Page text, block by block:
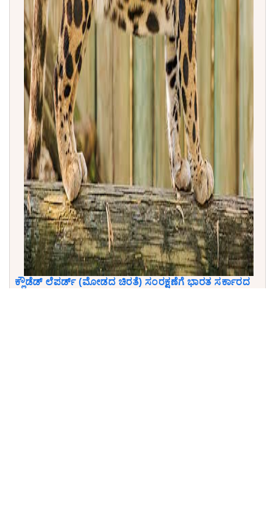
ಕ್ಲೌಡೆಡ್ ಲೆಪರ್ಡ್ (ಮೋಡದ ಚಿರತೆ) ಸಂರಕ್ಷಣೆಗೆ ಭಾರತ ಸರ್ಕಾರದ